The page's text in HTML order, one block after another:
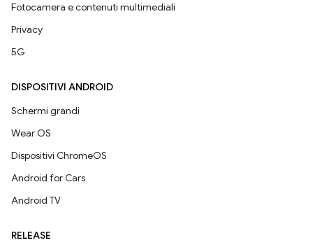
Fotocamera e contenuti multimediali
Privacy
5G
DISPOSITIVI ANDROID
Schermi grandi
Wear OS
Dispositivi ChromeOS
Android for Cars
Android TV
RELEASE